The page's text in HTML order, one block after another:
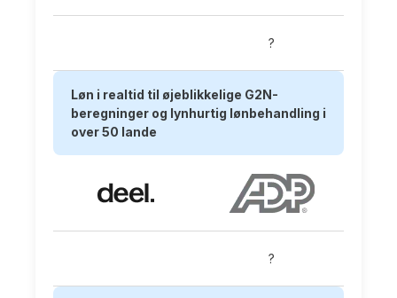
?
Løn i realtid til øjeblikkelige G2N-
beregninger og lynhurtig lønbehandling i
over 50 lande
?